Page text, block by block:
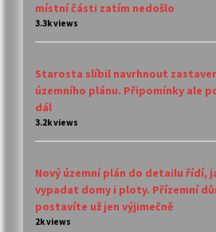
místní části zatím nedošlo
3.3k views
Starosta slíbil navrhnout
územního plánu. Připomínky ale
dál
3.2k views
Nový územní plán do detailu řídí,
vypadat domy i ploty. Přízemní
postavíte už jen výjimečně
2k views